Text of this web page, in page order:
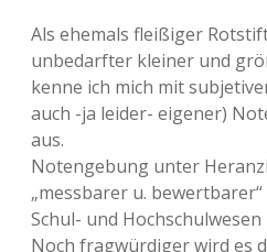
Als ehemals fleißiger
unbedarfter kleiner und
kenne ich mich mit
auch -ja leider- eigener)
aus.
Notengebung unter
„messbarer u.
Schul- und
Noch fragwürdiger wird es